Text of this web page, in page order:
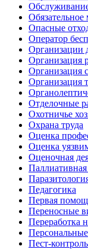
Опасные
Оператор
Организации
Организация
Организация
Организация
Отделочные
Охотничье
Охрана труда
Оценка
Оценка
Оценочная
Педагогика
Первая
Переносные
Переработка
Пест-контроль